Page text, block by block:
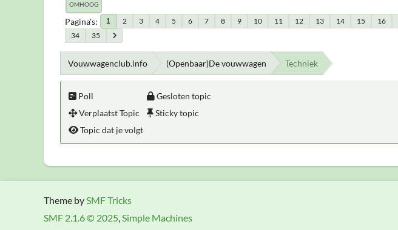
OMHOOG
Pagina's 1 2 3 4 5 6 7 8 9 10 11 12 13 14 15 16
34
35
Vouwwagenclub.info (Openbaar)De vouwwagen Techniek
Poll
Verplaatst Topic
Gesloten topic
Sticky topic
Topic dat je volgt
Theme bySMF Tricks
SMF 2.1.6 © 2025,Simple Machines